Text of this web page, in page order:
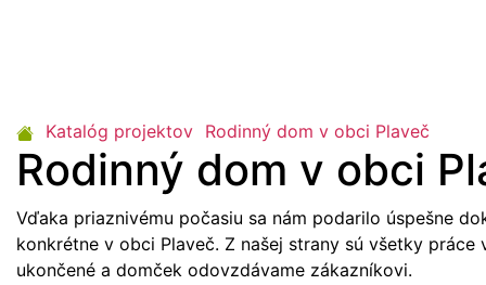
Katalóg projektov Rodinný dom v obci Plaveč
Rodinný dom v obci
Vďaka priaznivému počasiu sa nám podarilo úspešne
konkrétne v obci Plaveč. Z našej strany sú všetky práce
ukončené a domček odovzdávame zákazníkovi.